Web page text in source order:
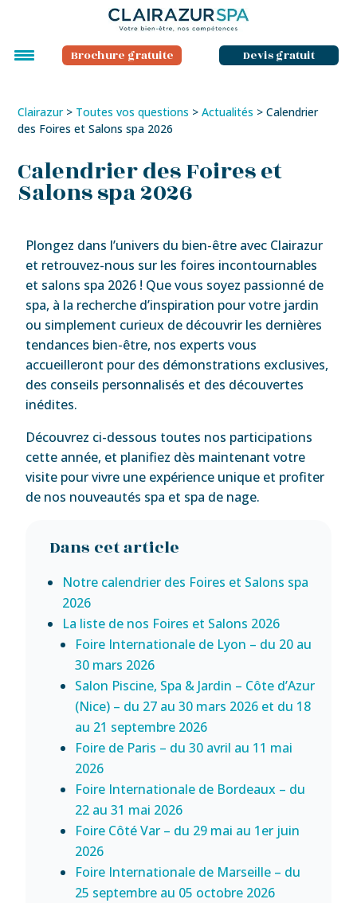
Brochure gratuite Devis gratuit
Clairazur> Toutes vos questions >Actualités >Calendrier
des Foires et Salons spa 2026
Calendrier des Foires et
Salons spa 2026
Plongez dans l’univers du bien-être avec Clairazur
et retrouvez-nous sur les foires incontournables
et salons spa 2026 ! Que vous soyez passionné de
spa, à la recherche d’inspiration pour votre jardin
ou simplement curieux de découvrir les dernières
tendances bien-être, nos experts vous
accueilleront pour des démonstrations exclusives,
des conseils personnalisés et des découvertes
inédites.
Découvrez ci-dessous toutes nos participations
cette année, et planifiez dès maintenant votre
visite pour vivre une expérience unique et profiter
de nos nouveautés spa et spa de nage.
Dans cet article
Notre calendrier des Foires et Salons spa
2026
La liste de nos Foires et Salons 2026
Foire Internationale de Lyon – du 20 au
30 mars 2026
Salon Piscine, Spa & Jardin – Côte d’Azur
(Nice) – du 27 au 30 mars 2026 et du 18
au 21 septembre 2026
Foire de Paris – du 30 avril au 11 mai
2026
Foire Internationale de Bordeaux – du
22 au 31 mai 2026
Foire Côté Var – du 29 mai au 1er juin
2026
Foire Internationale de Marseille – du
25 septembre au 05 octobre 2026